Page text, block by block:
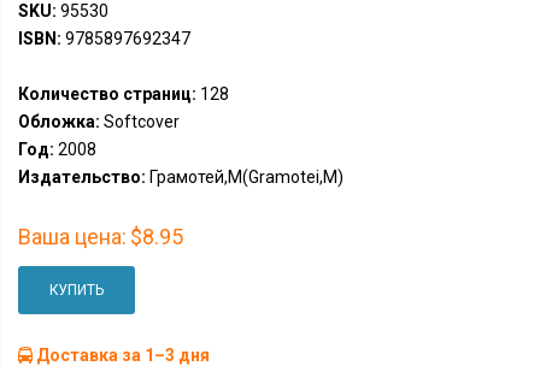
SKU: 95530
ISBN: 9785897692347
Количество страниц: 128
Обложка: Softcover
Год: 2008
Издательство: Грамотей,М(Gramotei,M)
Ваша цена: $8.95
КУПИТЬ
Доставка за 1–3 дня